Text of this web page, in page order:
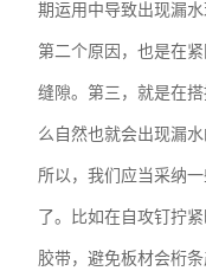
期运用中导致出现漏水
第二个原因，也是在
缝隙。第三，就是在
么自然也就会出现漏水
所以，我们应当采纳
了。比如在自攻钉拧
胶带，避免板材会桁条